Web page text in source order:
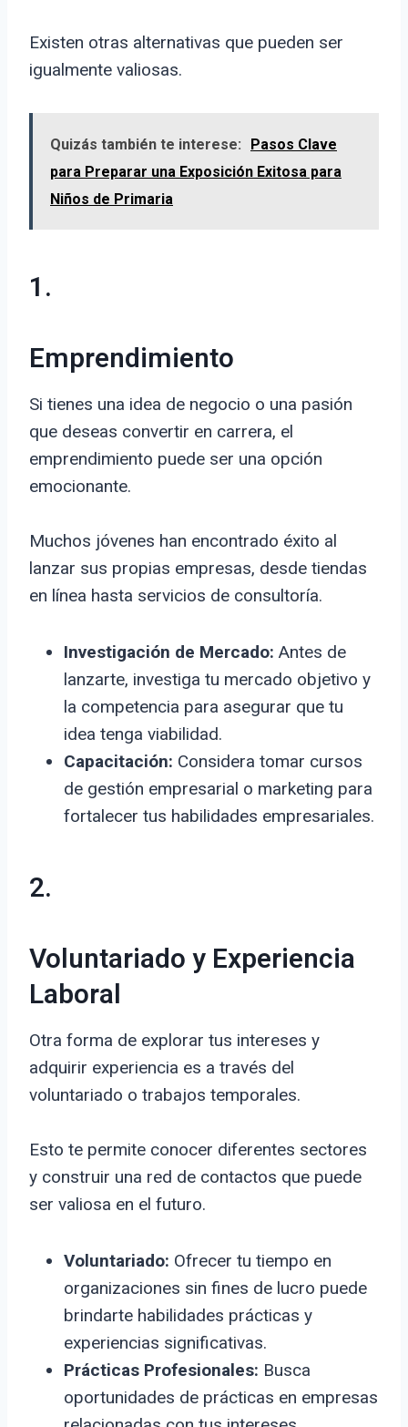
Existen otras alternativas que pueden ser
igualmente valiosas.
Quizás también te interese:
Pasos Clave
para Preparar una Exposición Exitosa para
Niños de Primaria
1.
Emprendimiento
Si tienes una idea de negocio o una pasión
que deseas convertir en carrera, el
emprendimiento puede ser una opción
emocionante.
Muchos jóvenes han encontrado éxito al
lanzar sus propias empresas, desde tiendas
en línea hasta servicios de consultoría.
Investigación de Mercado: Antes de
lanzarte, investiga tu mercado objetivo y
la competencia para asegurar que tu
idea tenga viabilidad.
Capacitación: Considera tomar cursos
de gestión empresarial o marketing para
fortalecer tus habilidades empresariales.
2.
Voluntariado y Experiencia
Laboral
Otra forma de explorar tus intereses y
adquirir experiencia es a través del
voluntariado o trabajos temporales.
Esto te permite conocer diferentes sectores
y construir una red de contactos que puede
ser valiosa en el futuro.
Voluntariado: Ofrecer tu tiempo en
organizaciones sin fines de lucro puede
brindarte habilidades prácticas y
experiencias significativas.
Prácticas Profesionales: Busca
oportunidades de prácticas en empresas